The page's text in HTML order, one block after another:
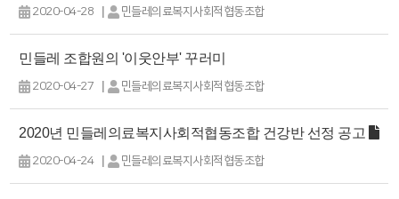
2020-04-28 | 민들레의료복지사회적협동조합
민들레 조합원의 '이웃안부' 꾸러미
2020-04-27 | 민들레의료복지사회적협동조합
2020년 민들레의료복지사회적협동조합 건강반 선정 공고
2020-04-24 | 민들레의료복지사회적협동조합